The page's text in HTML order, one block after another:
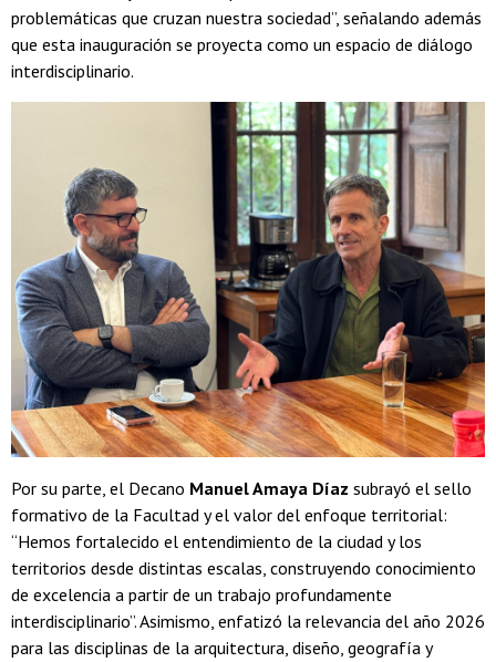
problemáticas que cruzan nuestra sociedad”, señalando además
que esta inauguración se proyecta como un espacio de diálogo
interdisciplinario.
Por su parte, el Decano Manuel Amaya Díaz subrayó el sello
formativo de la Facultad y el valor del enfoque territorial:
“Hemos fortalecido el entendimiento de la ciudad y los
territorios desde distintas escalas, construyendo conocimiento
de excelencia a partir de un trabajo profundamente
interdisciplinario”. Asimismo, enfatizó la relevancia del año 2026
para las disciplinas de la arquitectura, diseño, geografía y